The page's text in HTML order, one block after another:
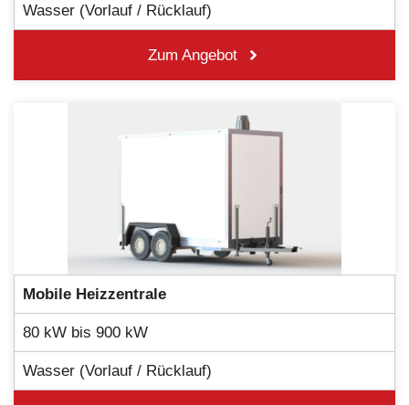
Wasser (Vorlauf / Rücklauf)
Zum Angebot
Mobile Heizzentrale
80 kW bis 900 kW
Wasser (Vorlauf / Rücklauf)